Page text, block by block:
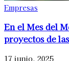
Empresas
En el Mes del
proyectos de
17 junio, 2025